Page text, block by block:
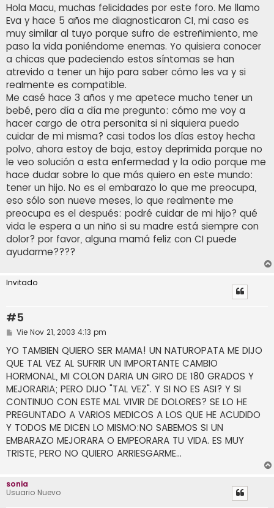
n
s
a
j
e
Hola Macu, muchas felicidades por este foro. Me llamo
Eva y hace 5 años me diagnosticaron CI, mi caso es
muy similar al tuyo porque sufro de estreñimiento, me
paso la vida poniéndome enemas. Yo quisiera conocer
a chicas que padeciendo estos síntomas se han
atrevido a tener un hijo para saber cómo les va y si
realmente es compatible.
Me casé hace 3 años y me apetece mucho tener un
bebé, pero día a día me pregunto: cómo me voy a
hacer cargo de otra personita si ni siquiera puedo
cuidar de mi misma? casi todos los días estoy hecha
polvo, ahora estoy de baja, estoy deprimida porque no
le veo solución a esta enfermedad y la odio porque me
hace dudar sobre lo que más quiero en este mundo:
tener un hijo. No es el embarazo lo que me preocupa,
eso sólo son nueve meses, lo que realmente me
preocupa es el después: podré cuidar de mi hijo? qué
vida le espera a un niño si su madre está siempre con
dolor? por favor, alguna mamá feliz con CI puede
ayudarme????
Invitado
#5
M
n
s
a
j
e
Vie Nov 21, 2003 4:13 pm
YO TAMBIEN QUIERO SER MAMA! UN NATUROPATA ME DIJO
QUE TAL VEZ AL SUFRIR UN IMPORTANTE CAMBIO
HORMONAL, MI COLON DARIA UN GIRO DE 180 GRADOS Y
MEJORARIA; PERO DIJO "TAL VEZ". Y SI NO ES ASI? Y SI
CONTINUO CON ESTE MAL VIVIR DE DOLORES? SE LO HE
PREGUNTADO A VARIOS MEDICOS A LOS QUE HE ACUDIDO
Y TODOS ME DICEN LO MISMO:NO SABEMOS SI UN
EMBARAZO MEJORARA O EMPEORARA TU VIDA. ES MUY
TRISTE, PERO NO QUIERO ARRIESGARME...
sonia
Usuario Nuevo